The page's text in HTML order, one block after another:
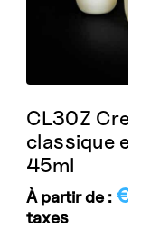
CL30Z
classique en
45ml
À partir de : €
taxes